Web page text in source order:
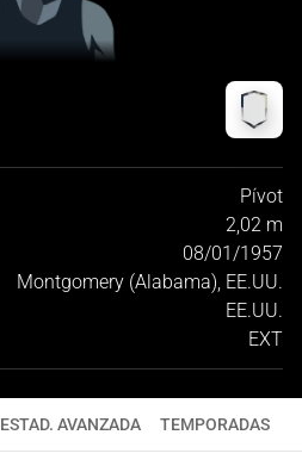
Pívot
2,02 m
08/01/1957
Montgomery (Alabama), EE.UU.
EE.UU.
EXT
ESTAD. AVANZADA TEMPORADAS